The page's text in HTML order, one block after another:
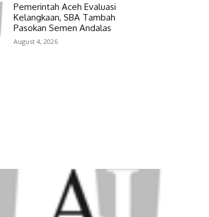
Pemerintah Aceh Evaluasi
Kelangkaan, SBA Tambah
Pasokan Semen Andalas
August 4, 2026